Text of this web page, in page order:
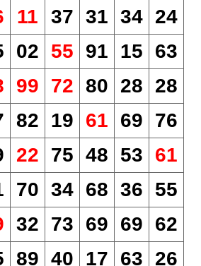
11 37 31 34 24
02 55 91 15
63
99 72 80 28
28
82 19 61 69
76
22 75 48 53
61
70 34 68 36
55
32 73 69 69
62
89 40 17 63 26